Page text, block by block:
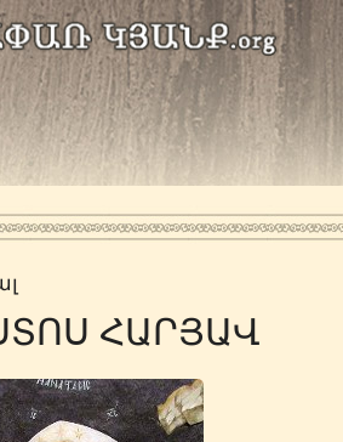
ՀԱՐՅԱՎ